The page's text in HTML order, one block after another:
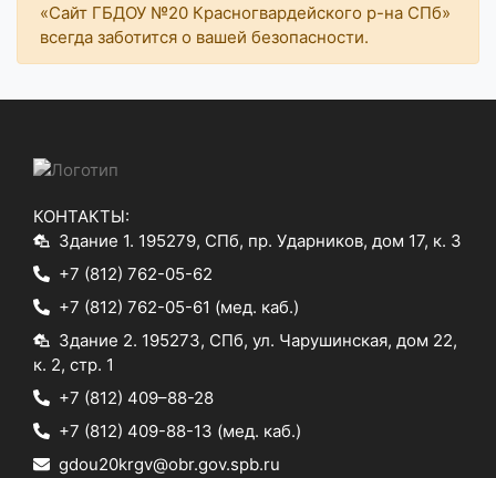
«Сайт ГБДОУ №20 Красногвардейского р-на СПб»
всегда заботится о вашей безопасности.
КОНТАКТЫ:
Здание 1. 195279, СПб, пр. Ударников, дом 17, к. 3
+7 (812) 762-05-62
+7 (812) 762-05-61 (мед. каб.)
Здание 2. 195273, СПб, ул. Чарушинская, дом 22,
к. 2, стр. 1
+7 (812) 409–88-28
+7 (812) 409-88-13 (мед. каб.)
gdou20krgv@obr.gov.spb.ru